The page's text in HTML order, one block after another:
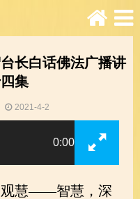
长白话佛法广播讲
集
2021-4-2
0:00
观慧——智慧，深